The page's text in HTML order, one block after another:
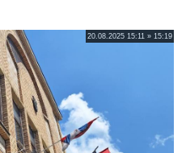
20.08.2025 15:11 » 15:19